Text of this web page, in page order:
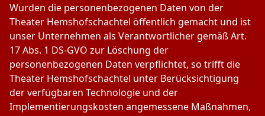
Wurden die personenbezogenen Daten von der
Theater Hemshofschachtel öffentlich gemacht und ist
unser Unternehmen als Verantwortlicher gemäß Art.
17 Abs. 1 DS-GVO zur Löschung der
personenbezogenen Daten verpflichtet, so trifft die
Theater Hemshofschachtel unter Berücksichtigung
der verfügbaren Technologie und der
Implementierungskosten angemessene Maßnahmen,